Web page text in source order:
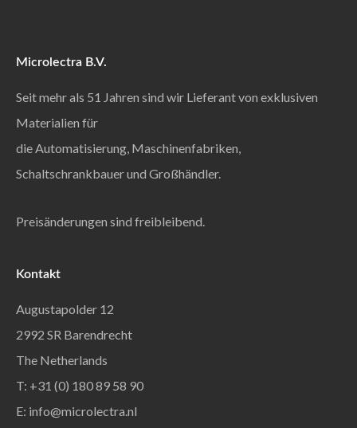
Microlectra B.V.
Seit mehr als 51 Jahren sind wir Lieferant von exklusiven
Materialien für
die Automatisierung, Maschinenfabriken,
Schaltschrankbauer und Großhändler.
Preisänderungen sind freibleibend.
Kontakt
Augustapolder 12
2992 SR Barendrecht
The Netherlands
T: +31 (0) 180 89 58 90
E: info@microlectra.nl